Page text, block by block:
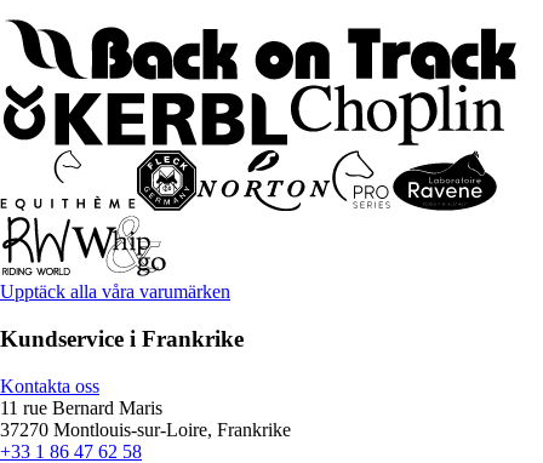
Upptäck alla våra varumärken
Kundservice i Frankrike
Kontakta oss
11 rue Bernard Maris
37270 Montlouis-sur-Loire, Frankrike
+33 1 86 47 62 58